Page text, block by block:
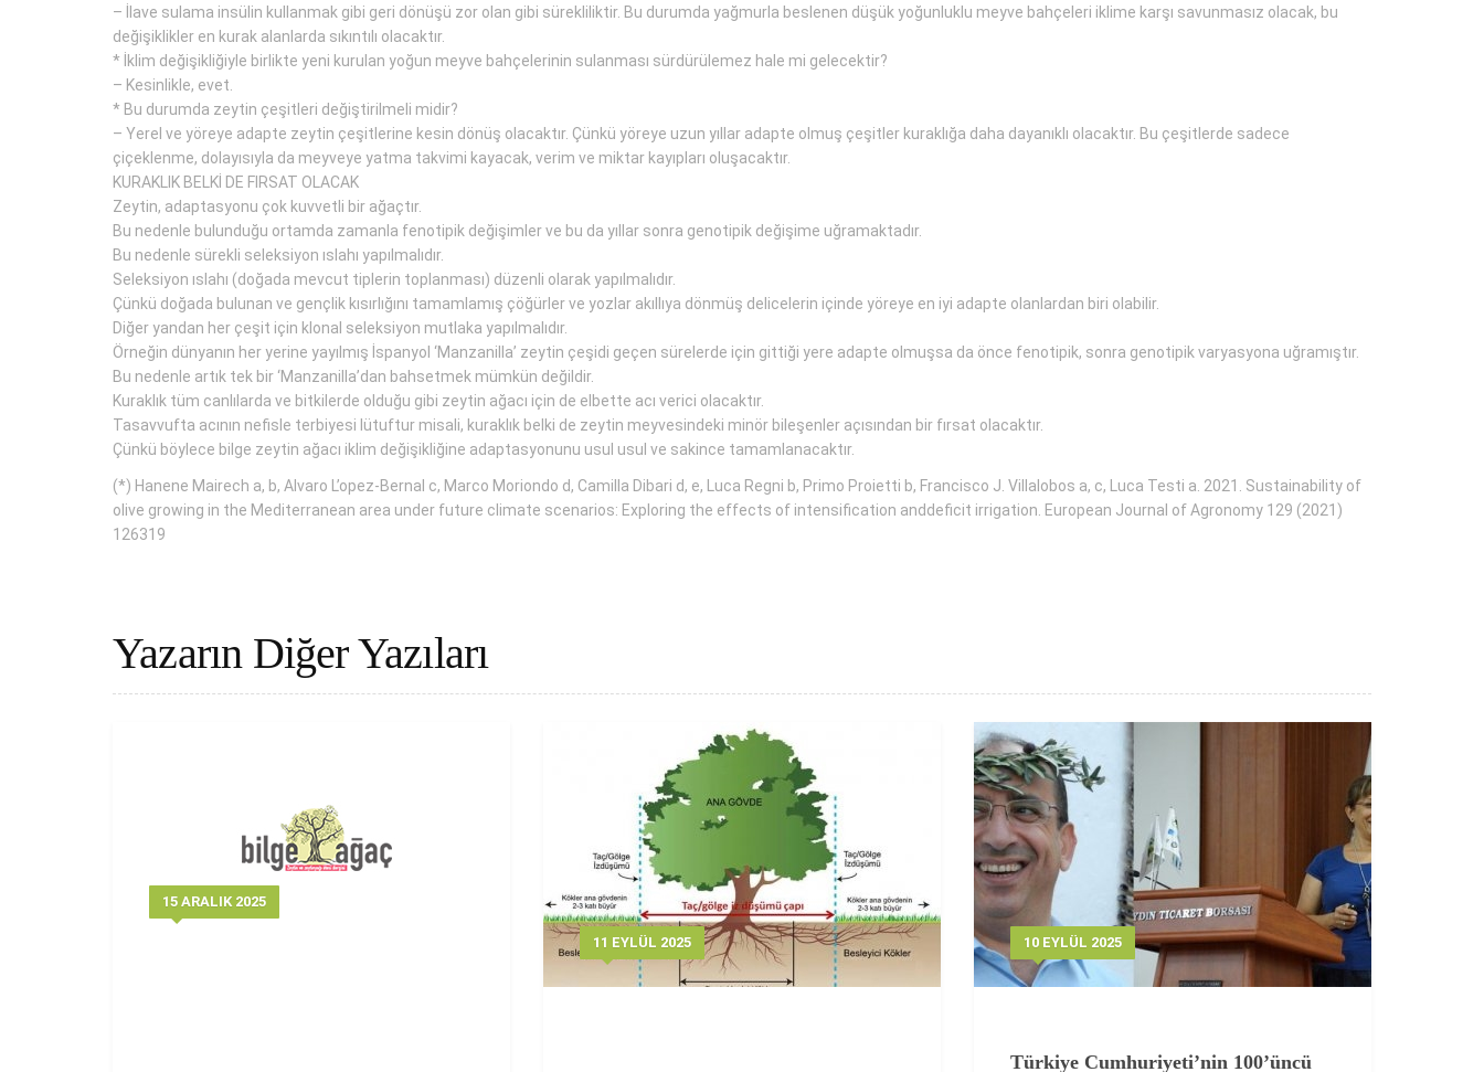
– İlave sulama insülin kullanmak gibi geri dönüşü zor olan gibi sürekliliktir. Bu durumda yağmurla beslenen düşük yoğunluklu meyve bahçeleri iklime karşı savunmasız olacak, bu
değişiklikler en kurak alanlarda sıkıntılı olacaktır.
* İklim değişikliğiyle birlikte yeni kurulan yoğun meyve bahçelerinin sulanması sürdürülemez hale mi gelecektir?
– Kesinlikle, evet.
* Bu durumda zeytin çeşitleri değiştirilmeli midir?
– Yerel ve yöreye adapte zeytin çeşitlerine kesin dönüş olacaktır. Çünkü yöreye uzun yıllar adapte olmuş çeşitler kuraklığa daha dayanıklı olacaktır. Bu çeşitlerde sadece
çiçeklenme, dolayısıyla da meyveye yatma takvimi kayacak, verim ve miktar kayıpları oluşacaktır.
KURAKLIK BELKİ DE FIRSAT OLACAK
Zeytin, adaptasyonu çok kuvvetli bir ağaçtır.
Bu nedenle bulunduğu ortamda zamanla fenotipik değişimler ve bu da yıllar sonra genotipik değişime uğramaktadır.
Bu nedenle sürekli seleksiyon ıslahı yapılmalıdır.
Seleksiyon ıslahı (doğada mevcut tiplerin toplanması) düzenli olarak yapılmalıdır.
Çünkü doğada bulunan ve gençlik kısırlığını tamamlamış çöğürler ve yozlar akıllıya dönmüş delicelerin içinde yöreye en iyi adapte olanlardan biri olabilir.
Diğer yandan her çeşit için klonal seleksiyon mutlaka yapılmalıdır.
Örneğin dünyanın her yerine yayılmış İspanyol ‘Manzanilla’ zeytin çeşidi geçen sürelerde için gittiği yere adapte olmuşsa da önce fenotipik, sonra genotipik varyasyona uğramıştır.
Bu nedenle artık tek bir ‘Manzanilla’dan bahsetmek mümkün değildir.
Kuraklık tüm canlılarda ve bitkilerde olduğu gibi zeytin ağacı için de elbette acı verici olacaktır.
Tasavvufta acının nefisle terbiyesi lütuftur misali, kuraklık belki de zeytin meyvesindeki minör bileşenler açısından bir fırsat olacaktır.
Çünkü böylece bilge zeytin ağacı iklim değişikliğine adaptasyonunu usul usul ve sakince tamamlanacaktır.
(*) Hanene Mairech a, b, Alvaro L’opez-Bernal c, Marco Moriondo d, Camilla Dibari d, e, Luca Regni b, Primo Proietti b, Francisco J. Villalobos a, c, Luca Testi a. 2021. Sustainability of
olive growing in the Mediterranean area under future climate scenarios: Exploring the effects of intensification anddeficit irrigation. European Journal of Agronomy 129 (2021)
126319
Yazarın Diğer Yazıları
15 ARALIK 2025
11 EYLÜL 2025 10 EYLÜL 2025
Türkiye Cumhuriyeti’nin 100’üncü